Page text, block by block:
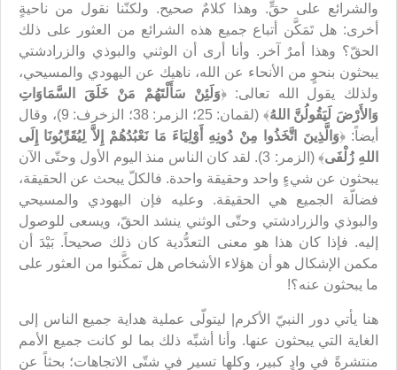
والشرائع على حقٍّ. وهذا كلامٌ صحيح. ولكنّنا نقول من ناحيةٍ
أخرى: هل تَمَكَّن أتباع جميع هذه الشرائع من العثور على ذلك
الحقّ؟ وهذا أمرٌ آخر. وأنا أرى أن الوثني والبوذي والزرادشتي
يبحثون بنحوٍ من الأنحاء عن الله، ناهيك عن اليهودي والمسيحي،
ولذلك يقول الله تعالى: ﴿وَلَئِنْ سَأَلْتَهُمْ مَنْ خَلَقَ السَّمَاوَاتِ
وَالأَرْضَ لَيَقُولُنَّ اللهُ
﴾ (لقمان: 25؛ الزمر: 38؛ الزخرف: 9)، وقال
أيضاً: ﴿وَالَّذِينَ اتَّخَذُوا مِنْ دُونِهِ أَوْلِيَاءَ مَا نَعْبُدُهُمْ إِلاَّ لِيُقَرِّبُونَا إِلَى
اللهِ زُلْفَى
﴾ (الزمر: 3). لقد كان الناس منذ اليوم الأول وحتّى الآن
يبحثون عن شيءٍ واحد وحقيقة واحدة. فالكلّ يبحث عن الحقيقة،
فضالّة الجميع هي الحقيقة. وعليه فإن اليهودي والمسيحي
والبوذي والزرادشتي وحتّى الوثني ينشد الحقّ، ويسعى للوصول
إليه. فإذا كان هذا هو معنى التعدُّدية كان ذلك صحيحاً. بَيْدَ أن
مكمن الإشكال هو أن هؤلاء الأشخاص هل تمكَّنوا من العثور على
ما يبحثون عنه؟!
هنا يأتي دور النبيّ الأكرم| ليتولّى عملية هداية جميع الناس إلى
الغاية التي يبحثون عنها. وأنا أشبِّه ذلك بما لو كانت جميع الأمم
منتشرةً في وادٍ كبير، وكلها تسير في شتّى الاتجاهات؛ بحثاً عن